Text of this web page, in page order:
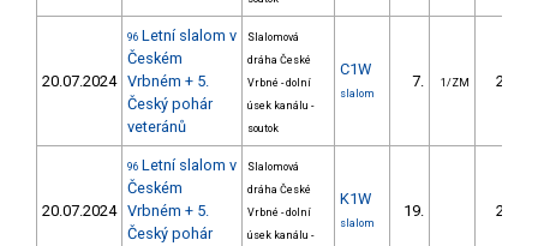
20.07.2024
96 Letní slalom v
Českém
Vrbném + 5.
Český pohár
veteránů
Slalomová
dráha České
Vrbné - dolní
úsek kanálu -
soutok
C1W
slalom
7. 1/ZM 23.94
20.07.2024
96 Letní slalom v
Českém
Vrbném + 5.
Český pohár
Slalomová
dráha České
Vrbné - dolní
úsek kanálu -
K1W
slalom
19. 24.48